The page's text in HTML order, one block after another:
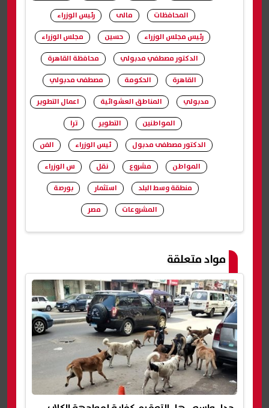
المحافظات
مالى
رئيس الوزراء
رئيس مجلس الوزراء
حسين
مجلس الوزراء
الدكتور مصطفي مدبولي
محافظة القاهرة
القاهرة
الحكومة
مصطفى مدبولي
مدبولي
المناطق العشوائية
اعمال التطوير
المواطنين
التطوير
ترا
الدكتور مصطفى مدبول
ئيس الوزراء
الفن
المواطن
مشروع نقل
س الوزراء
منطقة وسط البلد
استثمار
بورصة
المشروعات
مصر
مواد متعلقة